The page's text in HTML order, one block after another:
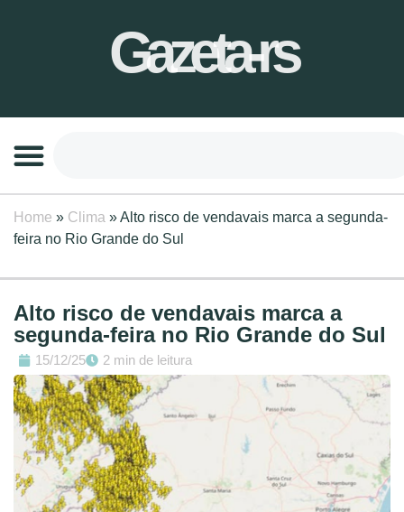
Gazeta-rs
Home » Clima »Alto risco de vendavais marca a segunda-
feira no Rio Grande do Sul
Alto risco de vendavais marca a
segunda-feira no Rio Grande do Sul
15/12/25 2 min de leitura